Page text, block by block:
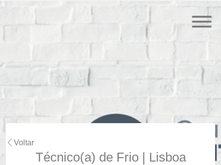
Voltar
Técnico(a) de Frio | Lisboa